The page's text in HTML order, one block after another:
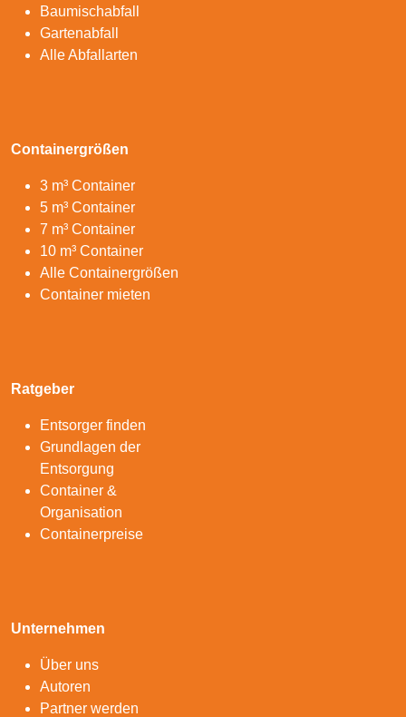
Baumischabfall
Gartenabfall
Alle Abfallarten
Containergrößen
3 m³ Container
5 m³ Container
7 m³ Container
10 m³ Container
Alle Containergrößen
Container mieten
Ratgeber
Entsorger finden
Grundlagen der
Entsorgung
Container &
Organisation
Containerpreise
Unternehmen
Über uns
Autoren
Partner werden